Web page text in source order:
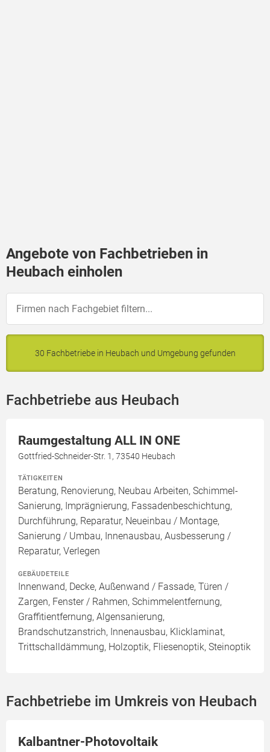
Angebote von Fachbetrieben in
Heubach einholen
30 Fachbetriebe in Heubach und Umgebung gefunden
Fachbetriebe aus Heubach
Raumgestaltung ALL IN ONE
Gottfried-Schneider-Str. 1, 73540 Heubach
TÄTIGKEITEN
Beratung, Renovierung, Neubau Arbeiten, Schimmel-
Sanierung, Imprägnierung, Fassadenbeschichtung,
Durchführung, Reparatur, Neueinbau / Montage,
Sanierung / Umbau, Innenausbau, Ausbesserung /
Reparatur, Verlegen
GEBÄUDETEILE
Innenwand, Decke, Außenwand / Fassade, Türen /
Zargen, Fenster / Rahmen, Schimmelentfernung,
Graffitientfernung, Algensanierung,
Brandschutzanstrich, Innenausbau, Klicklaminat,
Trittschalldämmung, Holzoptik, Fliesenoptik, Steinoptik
Fachbetriebe im Umkreis von Heubach
Kalbantner-Photovoltaik